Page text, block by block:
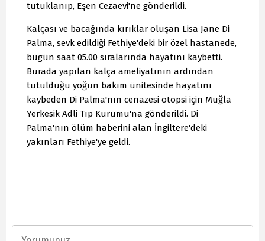
tutuklanıp, Eşen Cezaevi'ne gönderildi.
Kalçası ve bacağında kırıklar oluşan Lisa Jane Di
Palma, sevk edildiği Fethiye'deki bir özel hastanede,
bugün saat 05.00 sıralarında hayatını kaybetti.
Burada yapılan kalça ameliyatının ardından
tutulduğu yoğun bakım ünitesinde hayatını
kaybeden Di Palma'nın cenazesi otopsi için Muğla
Yerkesik Adli Tıp Kurumu'na gönderildi. Di
Palma'nın ölüm haberini alan İngiltere'deki
yakınları Fethiye'ye geldi.